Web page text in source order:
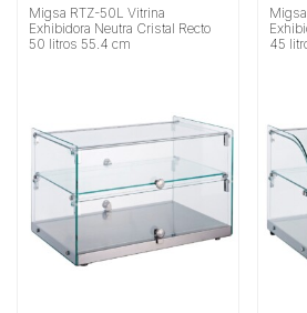
Migsa RTZ-50L Vitrina
Exhibidora Neutra Cristal Recto
50 litros 55.4 cm
45